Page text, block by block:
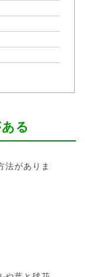
る
法がありま